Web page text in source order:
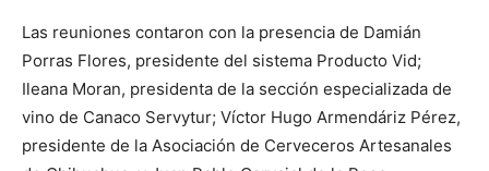
Las reuniones contaron con la presencia de Damián
Porras Flores, presidente del sistema Producto Vid;
Ileana Moran, presidenta de la sección especializada de
vino de Canaco Servytur; Víctor Hugo Armendáriz Pérez,
presidente de la Asociación de Cerveceros Artesanales